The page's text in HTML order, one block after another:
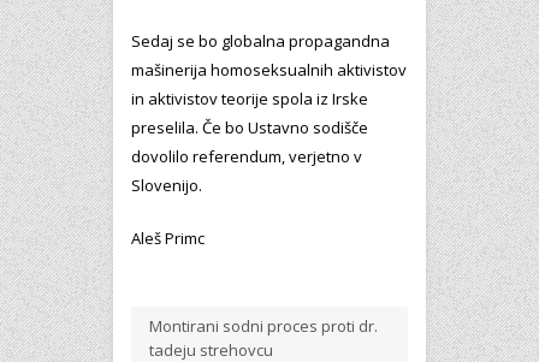
Sedaj se bo globalna propagandna
mašinerija homoseksualnih aktivistov
in aktivistov teorije spola iz Irske
preselila. Če bo Ustavno sodišče
dovolilo referendum, verjetno v
Slovenijo.
Aleš Primc
Montirani sodni proces proti dr.
tadeju strehovcu